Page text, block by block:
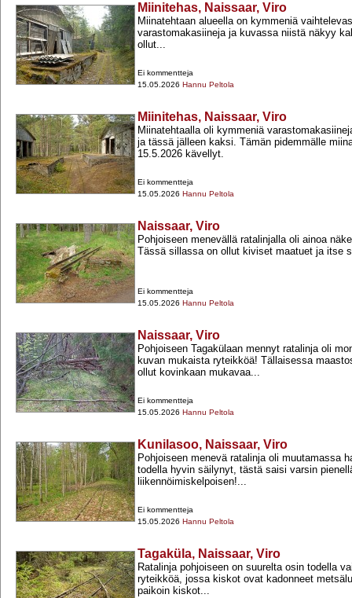
Miinitehas, Naissaar, Viro
Miinatehtaan alueella on kymmeniä
varastomakasiineja ja kuvassa niistä näkyy
ollut...
Ei kommentteja
15.05.2026 Hannu Peltola
Miinitehas, Naissaar, Viro
Miinatehtaalla oli kymmeniä
ja tässä jälleen kaksi. Tämän pidemmälle
15.5.2026 kävellyt.
Ei kommentteja
15.05.2026 Hannu Peltola
Naissaar, Viro
Pohjoiseen menevällä ratalinjalla oli ainoa
Tässä sillassa on ollut kiviset maatuet ja itse
Ei kommentteja
15.05.2026 Hannu Peltola
Naissaar, Viro
Pohjoiseen Tagakülaan mennyt ratalinja oli
kuvan mukaista ryteikköä! Tällaisessa
ollut kovinkaan mukavaa...
Ei kommentteja
15.05.2026 Hannu Peltola
Kunilasoo, Naissaar, Viro
Pohjoiseen menevä ratalinja oli muutamassa
todella hyvin säilynyt, tästä saisi varsin
liikennöimiskelpoisen!...
Ei kommentteja
15.05.2026 Hannu Peltola
Tagaküla, Naissaar, Viro
Ratalinja pohjoiseen on suurelta osin todella
ryteikköä, jossa kiskot ovat kadonneet
paikoin kiskot...